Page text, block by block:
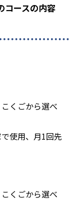
コースの内容
くごから選べ
使用、月1回先
くごから選べ